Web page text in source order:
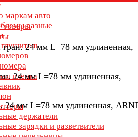
маркам авто
разные
пленка
держатели
зарядки и разветвители
гран. 24 мм L=78 мм удлиненная,
24 мм L=78 мм удлиненная,